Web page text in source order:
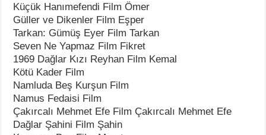
Küçük Hanımefendi Film Ömer
Güller ve Dikenler Film Eşper
Tarkan: Gümüş Eyer Film Tarkan
Seven Ne Yapmaz Film Fikret
1969 Dağlar Kızı Reyhan Film Kemal
Kötü Kader Film
Namluda Beş Kurşun Film
Namus Fedaisi Film
Çakırcalı Mehmet Efe Film Çakırcalı Mehmet Efe
Dağlar Şahini Film Şahin